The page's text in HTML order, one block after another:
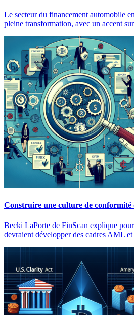
Le secteur du financement automobile
pleine transformation, avec un accent
Construire une culture de conformité
Becki LaPorte de FinScan explique
devraient développer des cadres AML